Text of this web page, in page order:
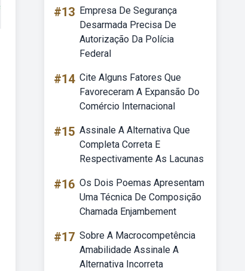
#13 Empresa De Segurança
Desarmada Precisa De
Autorização Da Polícia
Federal
#14 Cite Alguns Fatores Que
Favoreceram A Expansão Do
Comércio Internacional
#15 Assinale A Alternativa Que
Completa Correta E
Respectivamente As Lacunas
#16 Os Dois Poemas Apresentam
Uma Técnica De Composição
Chamada Enjambement
#17 Sobre A Macrocompetência
Amabilidade Assinale A
Alternativa Incorreta